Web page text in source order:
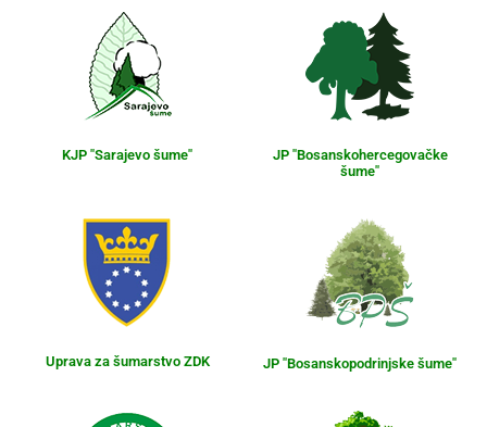
KJP "Sarajevo šume"
JP "Bosanskohercegovačke
šume"
Uprava za šumarstvo ZDK JP "Bosanskopodrinjske šume"